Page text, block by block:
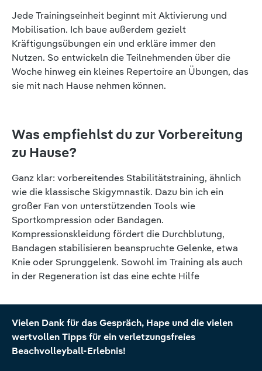
Jede Trainingseinheit beginnt mit Aktivierung und
Mobilisation. Ich baue außerdem gezielt
Kräftigungsübungen ein und erkläre immer den
Nutzen. So entwickeln die Teilnehmenden über die
Woche hinweg ein kleines Repertoire an Übungen, das
sie mit nach Hause nehmen können.
Was empfiehlst du zur Vorbereitung
zu Hause?
Ganz klar: vorbereitendes Stabilitätstraining, ähnlich
wie die klassische Skigymnastik. Dazu bin ich ein
großer Fan von unterstützenden Tools wie
Sportkompression oder Bandagen.
Kompressionskleidung fördert die Durchblutung,
Bandagen stabilisieren beanspruchte Gelenke, etwa
Knie oder Sprunggelenk. Sowohl im Training als auch
in der Regeneration ist das eine echte Hilfe
Vielen Dank für das Gespräch, Hape und die vielen
wertvollen Tipps für ein verletzungsfreies
Beachvolleyball-Erlebnis!